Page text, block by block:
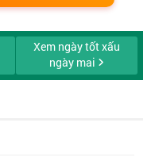
Xem ngày tốt xấu
ngày mai